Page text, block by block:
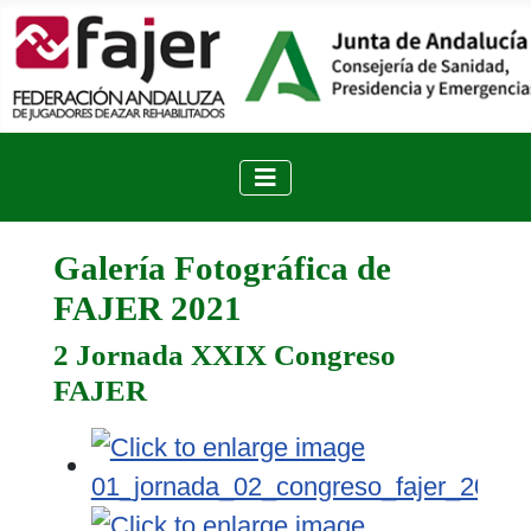
Galería Fotográfica de
FAJER 2021
2 Jornada XXIX Congreso
FAJER